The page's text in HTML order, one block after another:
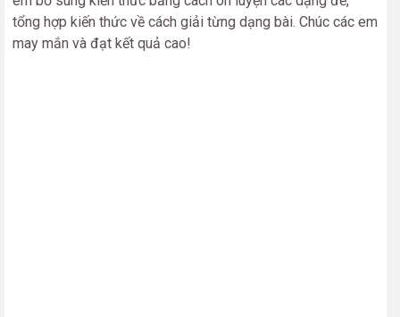
tổng hợp kiến thức về cách giải từng dạng bài. Chúc các em
may mắn và đạt kết quả cao!